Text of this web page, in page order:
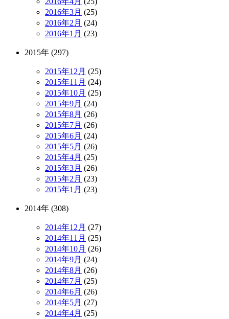
2016年3月 (25)
2016年2月 (24)
2016年1月 (23)
2015年 (297)
2015年12月 (25)
2015年11月 (24)
2015年10月 (25)
2015年9月 (24)
2015年8月 (26)
2015年7月 (26)
2015年6月 (24)
2015年5月 (26)
2015年4月 (25)
2015年3月 (26)
2015年2月 (23)
2015年1月 (23)
2014年 (308)
2014年12月 (27)
2014年11月 (25)
2014年10月 (26)
2014年9月 (24)
2014年8月 (26)
2014年7月 (25)
2014年6月 (26)
2014年5月 (27)
2014年4月 (25)